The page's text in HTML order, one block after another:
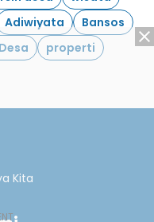
Adiwiyata
Bansos
properti
Kita